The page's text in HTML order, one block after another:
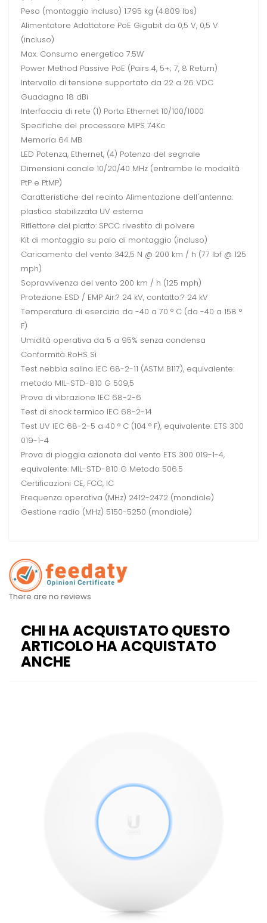
Peso (montaggio incluso) 1.795 kg (4.809 lbs)
Alimentatore Adattatore PoE Gigabit da 0,5 V, 0,5 V
(incluso)
Max. Consumo energetico 7.5W
Power Method Passive PoE (Pairs 4, 5+; 7, 8 Return)
Intervallo di tensione supportato da 22 a 26 VDC
Guadagna 18 dBi
Interfaccia di rete (1) Porta Ethernet 10/100/1000
Specifiche del processore MIPS 74Kc
Memoria 64 MB
LED Potenza, Ethernet, (4) Potenza del segnale
Dimensioni canale 10/20/40 MHz (entrambe le modalità
PtP e PtMP)
Caratteristiche del recinto Alimentazione dell'antenna:
plastica stabilizzata UV esterna
Riflettore del piatto: SPCC rivestito di polvere
Kit di montaggio su palo di montaggio (incluso)
Caricamento del vento 342,5 N @ 200 km / h (77 lbf @ 125
mph)
Sopravvivenza del vento 200 km / h (125 mph)
Protezione ESD / EMP Air:? 24 kV, contatto:? 24 kV
Temperatura di esercizio da -40 a 70 ° C (da -40 a 158 °
F)
Umidità operativa da 5 a 95% senza condensa
Conformità RoHS Sì
Test nebbia salina IEC 68-2-11 (ASTM B117), equivalente:
metodo MIL-STD-810 G 509,5
Prova di vibrazione IEC 68-2-6
Test di shock termico IEC 68-2-14
Test UV IEC 68-2-5 a 40 ° C (104 ° F), equivalente: ETS 300
019-1-4
Prova di pioggia azionata dal vento ETS 300 019-1-4,
equivalente: MIL-STD-810 G Metodo 506.5
Certificazioni CE, FCC, IC
Frequenza operativa (MHz) 2412-2472 (mondiale)
Gestione radio (MHz) 5150-5250 (mondiale)
There are no reviews
CHI HA ACQUISTATO QUESTO
ARTICOLO HA ACQUISTATO
ANCHE